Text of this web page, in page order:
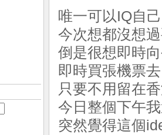
唯一可以IQ自
今次想都沒想
倒是很想即時
即時買張機票
只要不用留在
今日整個下午
突然覺得這個